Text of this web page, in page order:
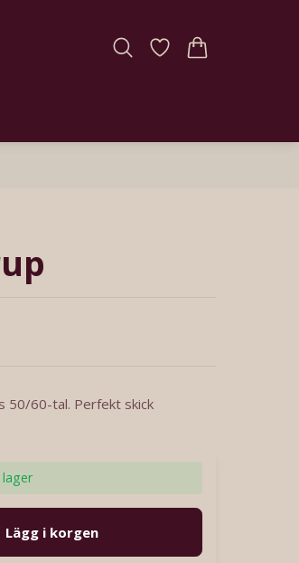
50/60-tal. Perfekt skick
lager
Lägg i korgen